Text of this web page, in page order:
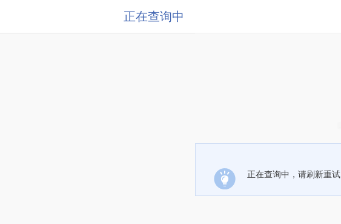
正在查询中
正在查询中，请刷新重试